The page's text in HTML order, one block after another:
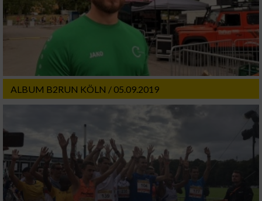
ALBUM B2RUN KÖLN / 05.09.2019
Funktional
Werbung